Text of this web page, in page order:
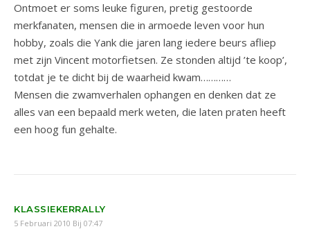
Ontmoet er soms leuke figuren, pretig gestoorde
merkfanaten, mensen die in armoede leven voor hun
hobby, zoals die Yank die jaren lang iedere beurs afliep
met zijn Vincent motorfietsen. Ze stonden altijd ’te koop’,
totdat je te dicht bij de waarheid kwam…………
Mensen die zwamverhalen ophangen en denken dat ze
alles van een bepaald merk weten, die laten praten heeft
een hoog fun gehalte.
KLASSIEKERRALLY
5 Februari 2010 Bij 07:47